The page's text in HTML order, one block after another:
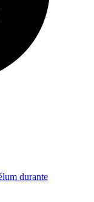
durante